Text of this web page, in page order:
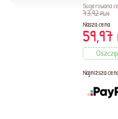
Sugerowana
73,92PLN
Nasza cena
59,97
Najniższa